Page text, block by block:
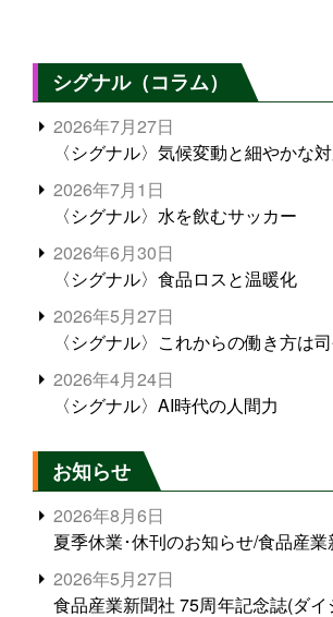
シグナル（コラム）
2026年7月27日
〈シグナル〉気候変動と細やかな
2026年7月1日
〈シグナル〉水を飲むサッカー
2026年6月30日
〈シグナル〉食品ロスと温暖化
2026年5月27日
〈シグナル〉これからの働き方は
2026年4月24日
〈シグナル〉AI時代の人間力
お知らせ
2026年8月6日
夏季休業･休刊のお知らせ/食品産業
2026年5月27日
食品産業新聞社 75周年記念誌(ダ